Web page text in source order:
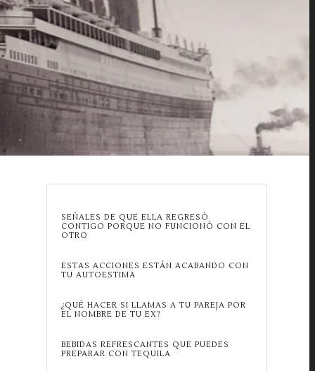
SEÑALES DE QUE ELLA REGRESÓ
CONTIGO PORQUE NO FUNCIONÓ CON EL
OTRO
ESTAS ACCIONES ESTÁN ACABANDO CON
TU AUTOESTIMA
¿QUÉ HACER SI LLAMAS A TU PAREJA POR
EL NOMBRE DE TU EX?
BEBIDAS REFRESCANTES QUE PUEDES
PREPARAR CON TEQUILA